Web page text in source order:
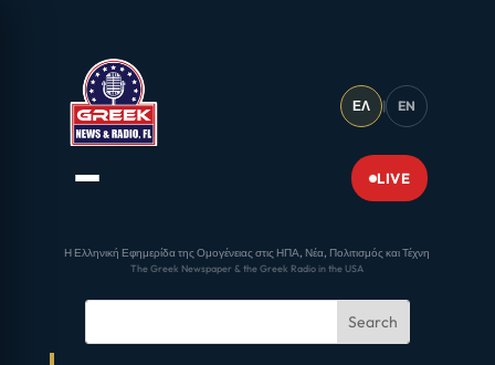
ΕΛ | EN
LIVE
Η Ελληνική Εφημερίδα της Ομογένειας στις ΗΠΑ, Νέα, Πολιτισμός και Τέχνη
The Greek Newspaper & the Greek Radio in the USA